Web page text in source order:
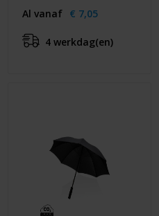
Al vanaf € 7,05
4 werkdag(en)